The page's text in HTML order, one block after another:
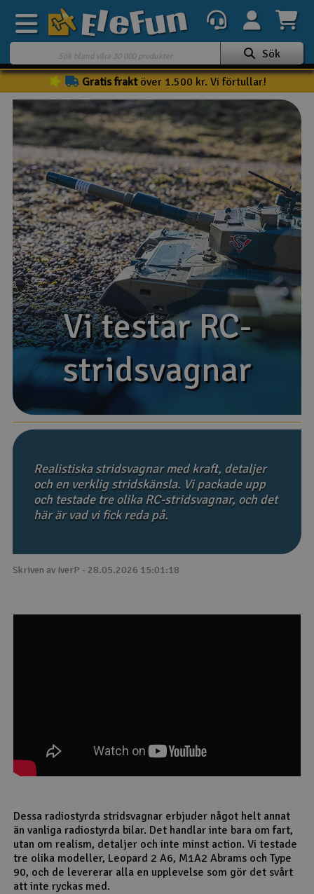
Veckans erbjudande
Outlet
Mina favoriter
Present kort
3D-print
Batteri & laddare
Bilar
Bilbana
Båtar
Drönare
Drönare för FPV
Helikopter
Kamerautrustning
Modellbygg- och byggsatser
Motor & tillbehör
Scooter & elfordon
Solenergi
Verktyg, utrustning och tillbehör
Sök
Gratis fraktöver 1.500 kr. Vi förtullar!
Vi testar RC-
stridsvagnar
Vi testar RC-
stridsvagnar
Realistiska stridsvagnar med kraft, detaljer
och en verklig stridskänsla. Vi packade upp
och testade tre olika RC-stridsvagnar, och det
här är vad vi fick reda på.
Skriven av IverP - 28.05.2026 15:01:18
Dessa radiostyrda stridsvagnar erbjuder något helt annat
än vanliga radiostyrda bilar. Det handlar inte bara om fart,
utan om realism, detaljer och inte minst action. Vi testade
tre olika modeller, Leopard 2 A6, M1A2 Abrams och Type
90, och de levererar alla en upplevelse som gör det svårt
att inte ryckas med.